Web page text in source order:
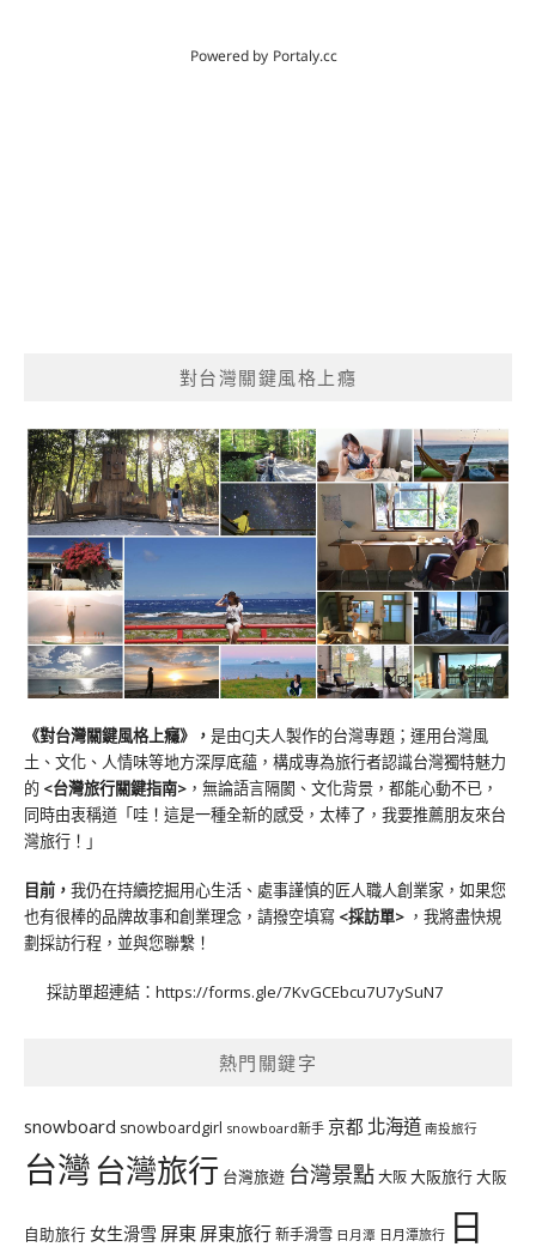
對台灣關鍵風格上癮
《對台灣關鍵風格上癮》 ， 是由CJ夫人製作的台灣專題；運用台灣風
土、文化、人情味等地方深厚底蘊，構成專為旅行者認識台灣獨特魅力
的 <台灣旅行關鍵指南> ，無論語言隔閡、文化背景，都能心動不已，
同時由衷稱道「哇！這是一種全新的感受，太棒了，我要推薦朋友來台
灣旅行！」
目前， 我仍在持續挖掘用心生活、處事謹慎的匠人職人創業家，如果您
也有很棒的品牌故事和創業理念，請撥空填寫 <採訪單> ，我將盡快規
劃採訪行程，並與您聯繫！
採訪單超連結： https://forms.gle/7KvGCEbcu7U7ySuN7
熱門關鍵字
snowboard snowboardgirl snowboard新手 京都 北海道 南投旅行
台灣台灣旅行 台灣旅遊 台灣景點大阪大阪旅行大阪
自助旅行 女生滑雪 屏東 屏東旅行新手滑雪 日月潭 日月潭旅行 日